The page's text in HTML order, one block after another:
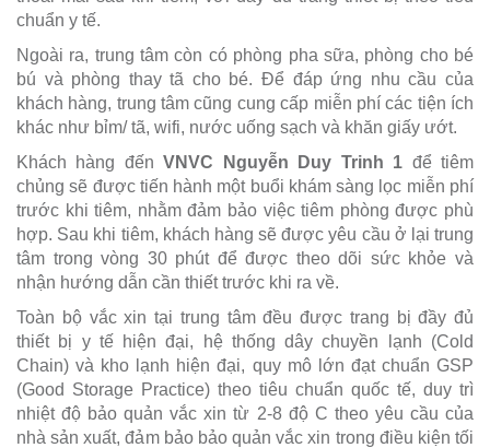
chuẩn y tế.
Ngoài ra, trung tâm còn có phòng pha sữa, phòng cho bé
bú và phòng thay tã cho bé. Để đáp ứng nhu cầu của
khách hàng, trung tâm cũng cung cấp miễn phí các tiện ích
khác như bỉm/ tã, wifi, nước uống sạch và khăn giấy ướt.
Khách hàng đếnVNVC Nguyễn Duy Trinh 1 để tiêm
chủng sẽ được tiến hành một buổi khám sàng lọc miễn phí
trước khi tiêm, nhằm đảm bảo việc tiêm phòng được phù
hợp. Sau khi tiêm, khách hàng sẽ được yêu cầu ở lại trung
tâm trong vòng 30 phút để được theo dõi sức khỏe và
nhận hướng dẫn cần thiết trước khi ra về.
Toàn bộ vắc xin tại trung tâm đều được trang bị đầy đủ
thiết bị y tế hiện đại, hệ thống dây chuyền lạnh (Cold
Chain) và kho lạnh hiện đại, quy mô lớn đạt chuẩn GSP
(Good Storage Practice) theo tiêu chuẩn quốc tế, duy trì
nhiệt độ bảo quản vắc xin từ 2-8 độ C theo yêu cầu của
nhà sản xuất, đảm bảo bảo quản vắc xin trong điều kiện tối